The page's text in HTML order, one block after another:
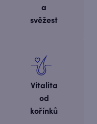
a
svěžest
Vitalita
od
kořínků